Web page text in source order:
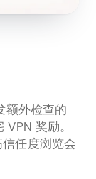
额外检查的
奖励。
任度浏览会